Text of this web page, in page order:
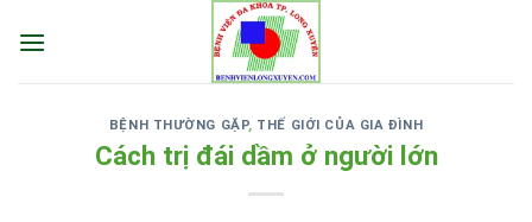
BỆNH THƯỜNG GẶP, THẾ GIỚI CỦA GIA ĐÌNH
Cách trị đái dầm ở người lớn